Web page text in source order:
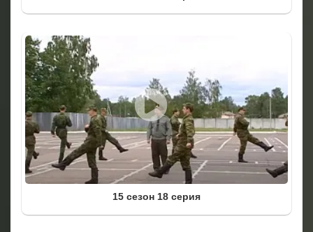
15 сезон 18 серия